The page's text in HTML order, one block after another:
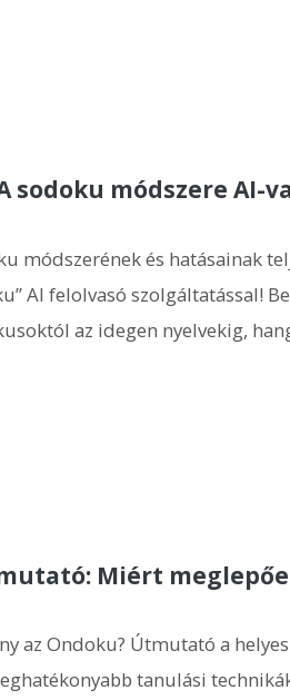
sodoku módszere AI-
módszerének és hatásainak
AI felolvasó szolgáltatással!
az idegen nyelvekig,
Miért
az Ondoku? Útmutató a
tanulási